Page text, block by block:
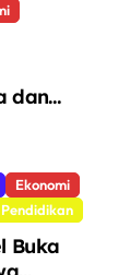
dan
Ekonomi
Pendidikan
Buka